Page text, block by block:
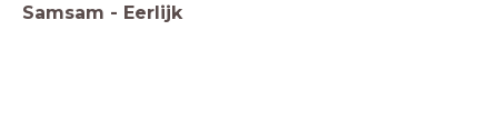
Samsam - Eerlijk